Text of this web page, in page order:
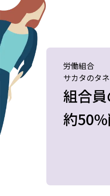
に熱
どな
軽減
れば
i-Vote
は、
当初
りま
ット
労働組合
サカタのタ
組合
約
当組
して